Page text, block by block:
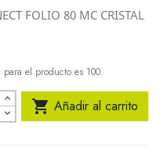
FOLIO 80 MC CRISTAL
el producto es 100.
 Añadir al carrito